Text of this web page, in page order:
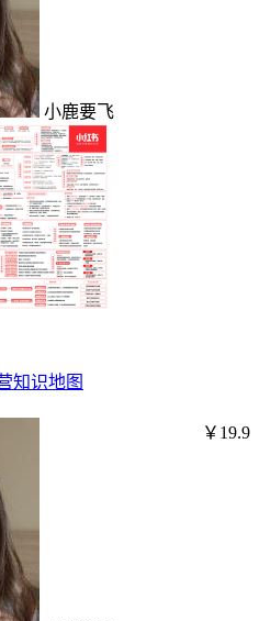
小鹿要飞
知识地图
￥19.9